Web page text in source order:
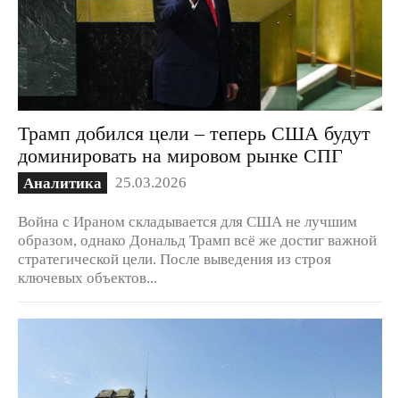
Трамп добился цели – теперь США будут
доминировать на мировом рынке СПГ
Аналитика 25.03.2026
Война с Ираном складывается для США не лучшим
образом, однако Дональд Трамп всё же достиг важной
стратегической цели. После выведения из строя
ключевых объектов...